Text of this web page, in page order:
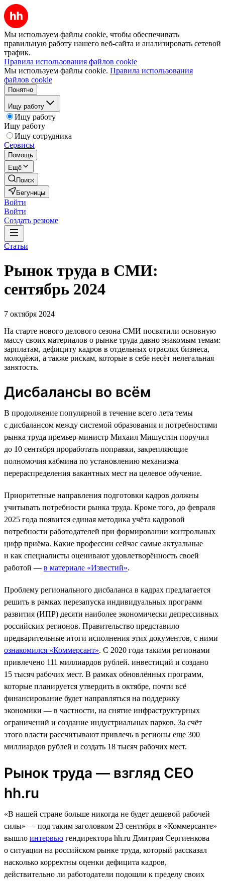
Мы используем файлы cookie, чтобы обеспечивать
правильную работу нашего веб-сайта и анализировать сетевой
трафик.
Правила использования файлов cookie
Мы используем файлы cookie. Правила использования
файлов cookie
Понятно
Ищу работу
Ищу работу
Ищу работу
Ищу сотрудника
Сервисы
Помощь
Ещё
Поиск
Бегуницы
Войти
Войти
Создать резюме
Статьи
Рынок труда в СМИ:
сентябрь 2024
7 октября 2024
На старте нового делового сезона СМИ посвятили основную
массу своих материалов о рынке труда давно знакомым темам:
зарплатам, дефициту кадров в отдельных отраслях бизнеса,
молодёжи, а также рискам, которые в себе несёт нелегальная
занятость.
Дисбалансы во всём
В продолжение популярной в течение всего лета темы
с дисбалансом между системой образования и потребностями
рынка труда премьер-министр Михаил Мишустин поручил
до 10 сентября проработать поправки, закрепляющие
полномочия кабмина по установлению механизма
перераспределения вакантных мест на целевое обучение.
Приоритетные направления подготовки кадров должны
учитывать потребности рынка труда. Кроме того, до февраля
2025 года появится единая методика учёта кадровой
потребности работодателей при формировании контрольных
цифр приёма. Какие профессии сейчас самые актуальные
и как специалисты оценивают удовлетворённость своей
работой — в материале «Известий».
Проблему регионального дисбаланса в кадрах предлагается
решить в рамках перезапуска индивидуальных программ
развития (ИПР) десяти наиболее экономически депрессивных
российских регионов. Правительство представило
предварительные итоги исполнения этих документов, с ними
ознакомился «Коммерсант». С 2020 года такими регионами
привлечено 111 миллиардов рублей. инвестиций и создано
15 тысяч рабочих мест. В рамках обновлённых программ,
которые планируется утвердить в октябре, почти всё
финансирование будет направляться на поддержку
экономики — в частности, на снятие инфраструктурных
ограничений и создание индустриальных парков. За счёт
этого власти рассчитывают привлечь в регионы еще 300
миллиардов рублей и создать 18 тысяч рабочих мест.
Рынок труда — взгляд СЕО
hh.ru
«В нашей стране больше никогда не будет дешевой рабочей
силы» — под таким заголовком 23 сентября в «Коммерсанте»
вышло интервью гендиректора hh.ru Дмитрия Сергиенкова
о ситуации на российском рынке труда, который рассказал
насколько корректны оценки дефицита кадров,
действительно ли работодатели подошли к пределу своих